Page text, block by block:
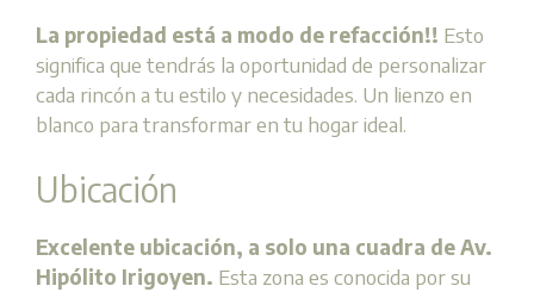
La propiedad está a modo de refacción!! Esto
significa que tendrás la oportunidad de personalizar
cada rincón a tu estilo y necesidades. Un lienzo en
blanco para transformar en tu hogar ideal.
Ubicación
Excelente ubicación, a solo una cuadra de Av.
Hipólito Irigoyen. Esta zona es conocida por su